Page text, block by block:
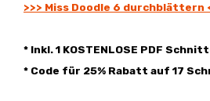
>>> Miss Doodle 6 durchblättern
* Inkl. 1 KOSTENLOSE PDF
* Code für 25% Rabatt auf 17